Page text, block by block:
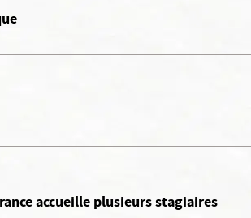
accueille plusieurs stagiaires